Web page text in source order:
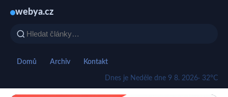
webya.cz
Domů Archiv Kontakt
Dnes je Neděle dne 9 8. 2026· 32°C